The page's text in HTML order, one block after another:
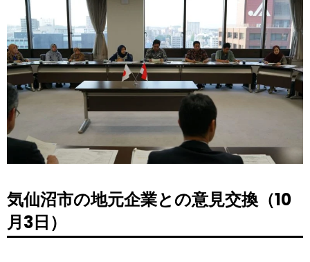
気仙沼市の地元企業との意見交換（10
月3日）